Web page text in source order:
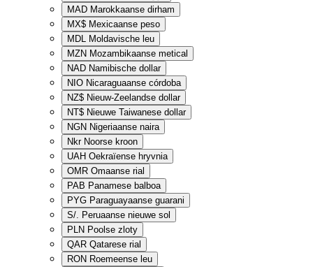
MAD Marokkaanse dirham
MX$ Mexicaanse peso
MDL Moldavische leu
MZN Mozambikaanse metical
NAD Namibische dollar
NIO Nicaraguaanse córdoba
NZ$ Nieuw-Zeelandse dollar
NT$ Nieuwe Taiwanese dollar
NGN Nigeriaanse naira
Nkr Noorse kroon
UAH Oekraïense hryvnia
OMR Omaanse rial
PAB Panamese balboa
PYG Paraguayaanse guarani
S/. Peruaanse nieuwe sol
PLN Poolse zloty
QAR Qatarese rial
RON Roemeense leu